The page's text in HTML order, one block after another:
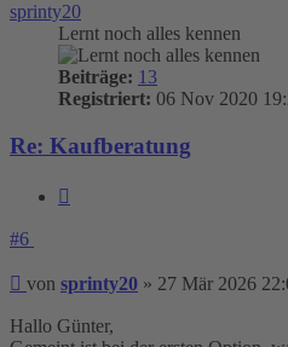
sprinty20
Lernt noch alles kennen
Beiträge: 13
Registriert: 06 Nov 2020
Re: Kaufberatung
#6
Beitrag
von sprinty20 » 27 Mär 2026
Hallo Günter,